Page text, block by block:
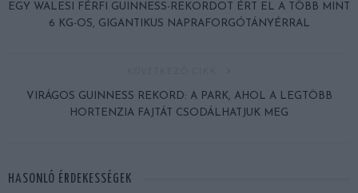
EGY WALESI FÉRFI GUINNESS-REKORDOT ÉRT EL A TÖBB MINT
6 KG-OS, GIGANTIKUS NAPRAFORGÓTÁNYÉRRAL
VIRÁGOS GUINNESS REKORD: A PARK, AHOL A LEGTÖBB
HORTENZIA FAJTÁT CSODÁLHATJUK MEG
HASONLÓ ÉRDEKESSÉGEK